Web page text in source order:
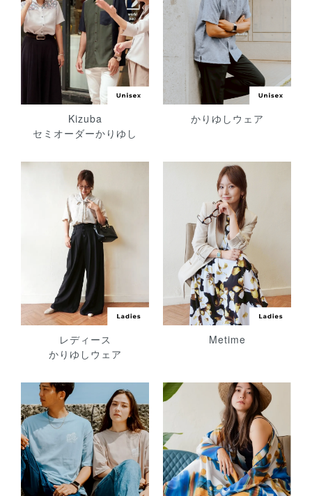
Kizuba
セミオーダーかりゆし
かりゆしウェア
レディース
かりゆしウェア
Metime